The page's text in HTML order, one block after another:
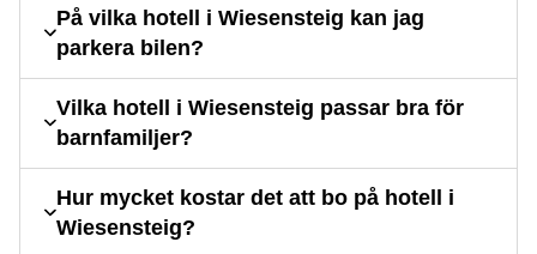
På vilka hotell i Wiesensteig kan jag
parkera bilen?
Vilka hotell i Wiesensteig passar bra för
barnfamiljer?
Hur mycket kostar det att bo på hotell i
Wiesensteig?